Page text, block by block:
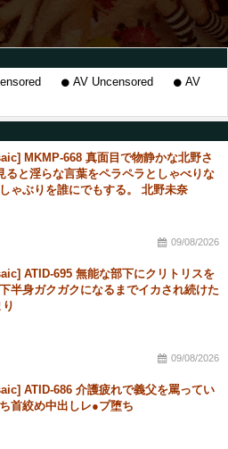
AV Uncensored
AV
MKMP-668 真面目で物静かな北野さ
ると淫らな言葉をペラペラとしゃべりな
ゃぶりを誰にでもする。 北野未奈
09/08/2026
ATID-695 無能な部下にクリトリスを
半身ガクガクになるまでイカされ続けた
09/08/2026
ATID-686 介護疲れで義父を罵ってい
首絞め中出しレ●プ堕ち